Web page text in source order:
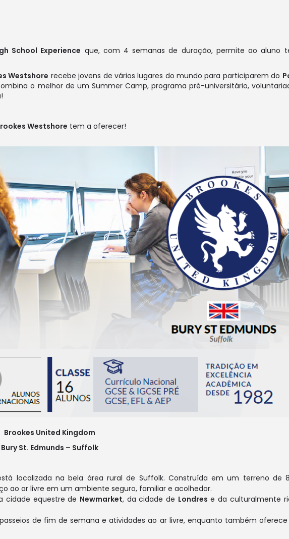
School Experience que, com 4 semanas de duração, permite ao aluno
Westshore recebe jovens de vários lugares do mundo para participarem do
o melhor de um Summer Camp, programa pré-universitário,
!
Westshore tem a oferecer!
Brookes United Kingdom
Bury St. Edmunds – Suffolk
localizada na bela área rural de Suffolk. Construída em um terreno de
ao ar livre em um ambiente seguro, familiar e acolhedor.
cidade equestre de Newmarket, da cidade de Londres e da culturalmente
de fim de semana e atividades ao ar livre, enquanto também